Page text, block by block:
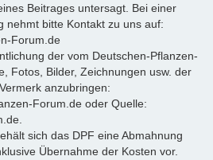
Beitrages untersagt. Bei einer
nehmt bitte Kontakt zu uns auf:
Forum.de
der vom Deutschen-Pflanzen-
Fotos, Bilder, Zeichnungen usw. der
anzubringen:
Forum.de oder Quelle:
sich das DPF eine Abmahnung
Übernahme der Kosten vor.